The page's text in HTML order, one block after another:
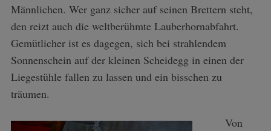
Männlichen. Wer ganz sicher auf seinen Brettern steht,
den reizt auch die weltberühmte Lauberhornabfahrt.
Gemütlicher ist es dagegen, sich bei strahlendem
Sonnenschein auf der kleinen Scheidegg in einen der
Liegestühle fallen zu lassen und ein bisschen zu
träumen.
Von